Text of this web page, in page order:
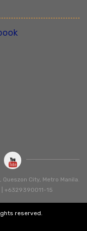
City, Metro Manila.
| +6329390011-15
reserved.